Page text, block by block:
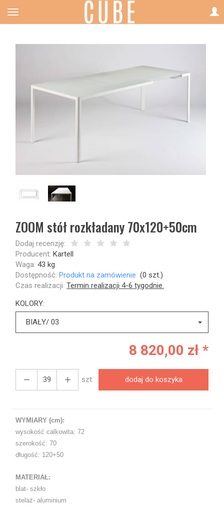
ZOOM stół rozkładany 70x120+50cm
Dodaj recenzję:
Producent: Kartell
Waga: 43 kg
Dostępność: Produkt na zamówienie (0 szt.)
Czas realizacji: Termin realizacji 4-6 tygodnie.
KOLORY:
BIAŁY/ 03
8 820,00 zł *
szt. dodaj do koszyka
WYMIARY (cm):
wysokość calkowita: 72
szerokość: 70
długość: 120+50
MATERIAŁ:
blat- szkło
stelaż- aluminium